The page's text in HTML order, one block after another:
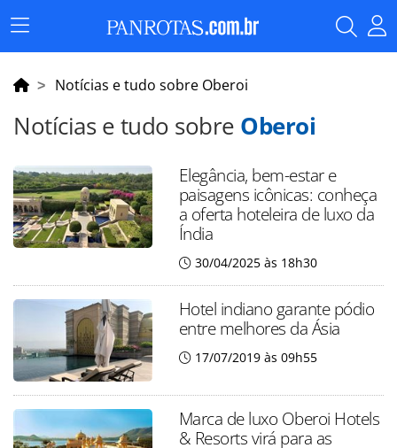
Menu
Principal
Notícias e tudo sobre Oberoi
Notícias e tudo sobre Oberoi
Elegância, bem-estar e
paisagens icônicas: conheça
a oferta hoteleira de luxo da
Índia
30/04/2025 às 18h30
Hotel indiano garante pódio
entre melhores da Ásia
17/07/2019 às 09h55
Marca de luxo Oberoi Hotels
& Resorts virá para as